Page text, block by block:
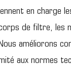
en charge
de filtre, les
améliorons
aux normes